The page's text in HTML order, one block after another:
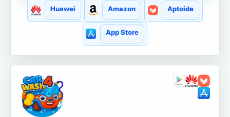
Huawei Amazon Aptoide
App Store